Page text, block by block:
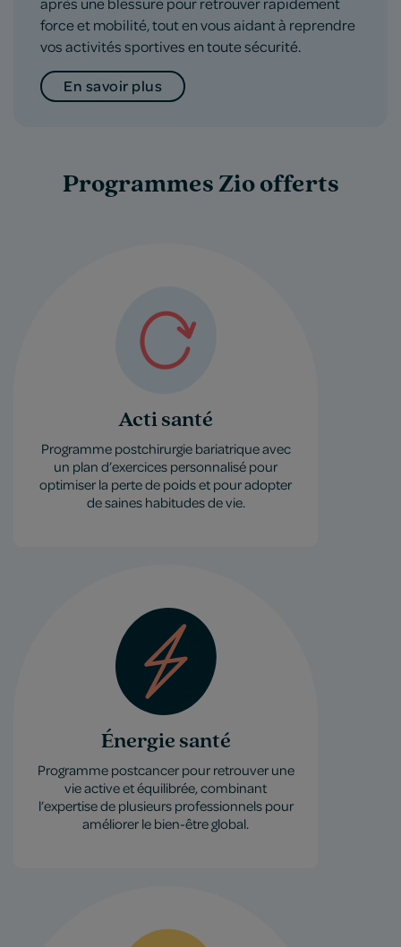
force et mobilité, tout en vous aidant à reprendre
vos activités sportives en toute sécurité.
En savoir plus
Programmes Zio offerts
Acti santé
Programme postchirurgie bariatrique avec
un plan d’exercices personnalisé pour
optimiser la perte de poids et pour adopter
de saines habitudes de vie.
Énergie santé
Programme postcancer pour retrouver une
vie active et équilibrée, combinant
l’expertise de plusieurs professionnels pour
améliorer le bien-être global.